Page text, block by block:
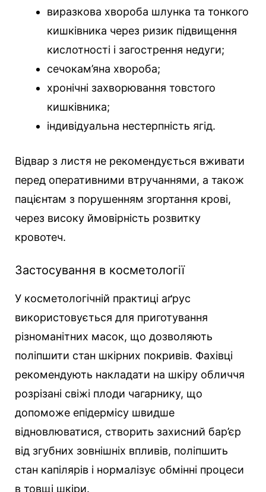
виразкова хвороба шлунка та тонкого
кишківника через ризик підвищення
кислотності і загострення недуги;
сечокам’яна хвороба;
хронічні захворювання товстого
кишківника;
індивідуальна нестерпність ягід.
Відвар з листя не рекомендується вживати
перед оперативними втручаннями, а також
пацієнтам з порушенням згортання крові,
через високу ймовірність розвитку
кровотеч.
Застосування в косметології
У косметологічній практиці аґрус
використовується для приготування
різноманітних масок, що дозволяють
поліпшити стан шкірних покривів. Фахівці
рекомендують накладати на шкіру обличчя
розрізані свіжі плоди чагарнику, що
допоможе епідермісу швидше
відновлюватися, створить захисний бар’єр
від згубних зовнішніх впливів, поліпшить
стан капілярів і нормалізує обмінні процеси
в товщі шкіри.